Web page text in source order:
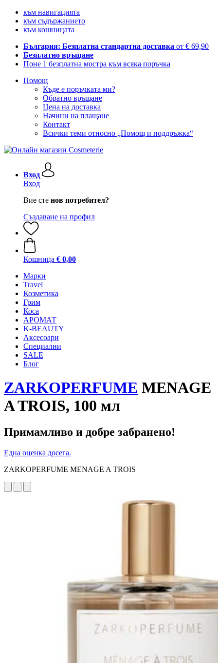
към навигацията
към съдържанието
към кошницата
България: Безплатна стандартна доставка от € 69,90
Безплатно връщане
Поне 1 безплатна мостра към всяка поръчка
Помощ
Къде е поръчката ми?
Обратно връщане
Цена на доставка
Начини на плащане
Контакт
Всички теми относно „Помощ и поддръжка“
Вход
Вход
Вие сте нов потребител?
Създаване на профил
Кошница € 0,00
Mарки
Travel
Козметика
Грим
Коса
АРОМАТ
K-BEAUTY
Аксесоари
Специални
SALE
Блог
ZARKOPERFUME MENAGE
A TROIS, 100 мл
Примамливо и добре забранено!
Една оценка досега.
ZARKOPERFUME MENAGE A TROIS